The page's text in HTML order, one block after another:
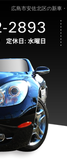
広島市安佐北区の新車